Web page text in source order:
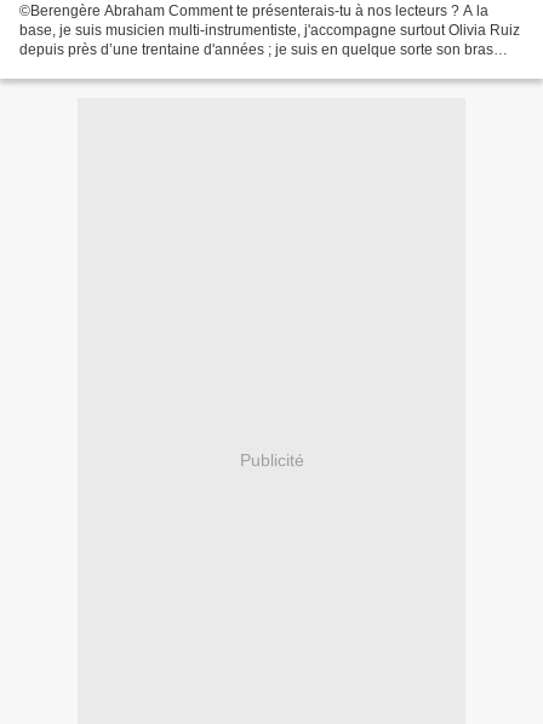
©Berengère Abraham Comment te présenterais-tu à nos lecteurs ? A la
base, je suis musicien multi-instrumentiste, j'accompagne surtout Olivia Ruiz
depuis près d’une trentaine d'années ; je suis en quelque sorte son bras
Publicité